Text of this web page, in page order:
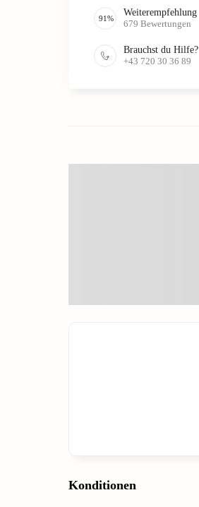
91%
Weiterempfehlung
679 Bewertungen
Brauchst du Hilfe?
+43 720 30 36 89
Konditionen